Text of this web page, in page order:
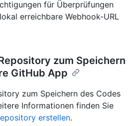
für Überprüfungen
erreichbare Webhook-URL
zum Speichern
GitHub App
zum Speichern des Codes
Informationen finden Sie
erstellen.